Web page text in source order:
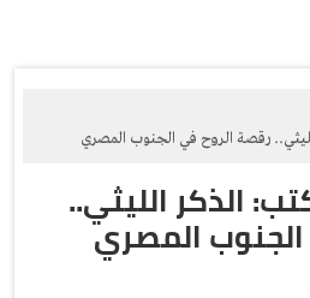
رقصة الروح في الجنوب المصري
الذكر الليثي..
المصري